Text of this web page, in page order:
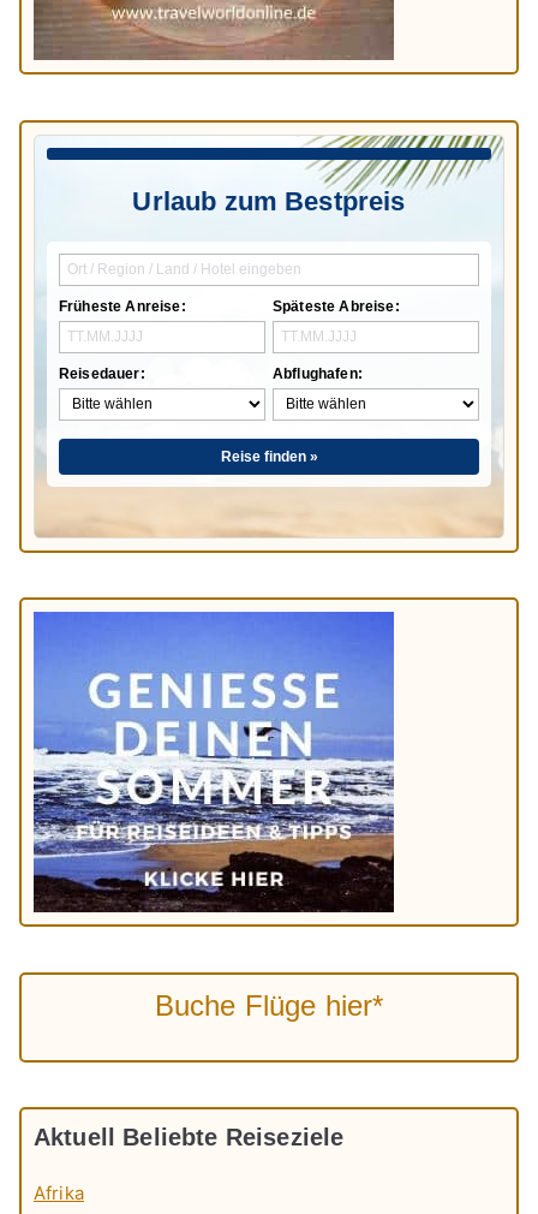
Urlaub zum Bestpreis
Früheste Anreise:
Reisedauer:
Späteste Abreise:
Abflughafen:
Reise finden »
Buche Flüge hier*
Aktuell Beliebte Reiseziele
Afrika